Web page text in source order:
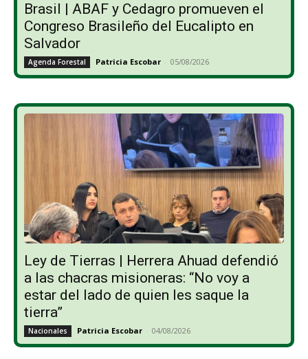
Brasil | ABAF y Cedagro promueven el
Congreso Brasileño del Eucalipto en
Salvador
Agenda Forestal Patricia Escobar - 05/08/2026
Ley de Tierras | Herrera Ahuad defendió
a las chacras misioneras: “No voy a
estar del lado de quien les saque la
tierra”
Nacionales Patricia Escobar - 04/08/2026